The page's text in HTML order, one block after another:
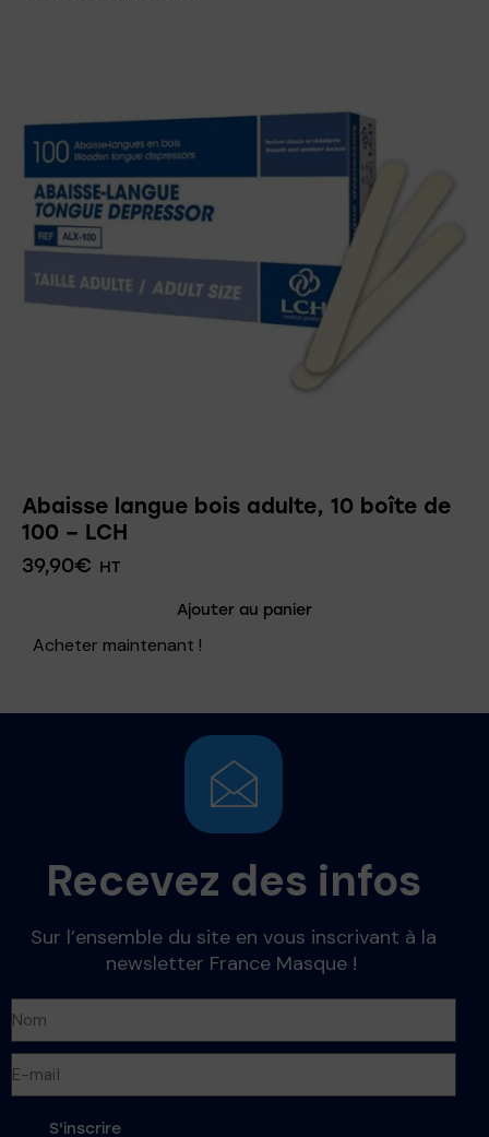
Abaisse langue bois adulte, 10 boîte de
100 – LCH
39,90€ HT
Ajouter au panier
Acheter maintenant !
Recevez des infos
Sur l’ensemble du site en vous inscrivant à la
newsletter France Masque !
S'inscrire